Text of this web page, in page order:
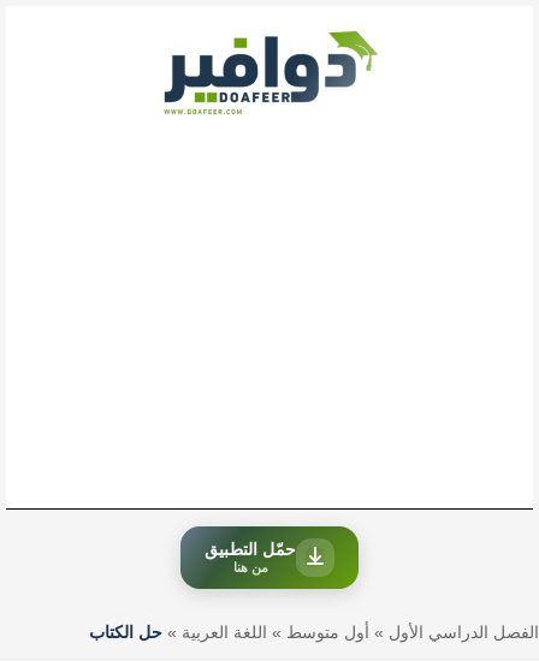
حمّل التطبيق
من هنا
الفصل الدراسي الأول » أول متوسط » اللغة العربية » حل الكتاب